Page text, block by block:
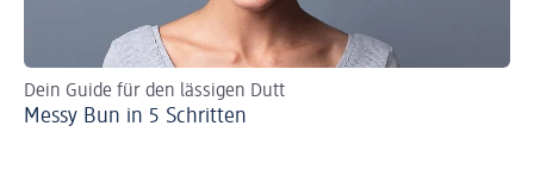
Dein Guide für den lässigen Dutt
Messy Bun in 5 Schritten